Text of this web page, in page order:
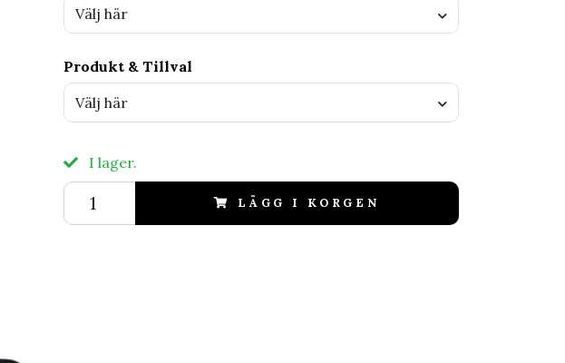
Välj här
Produkt & Tillval
Välj här
I lager.
LÄGG I KORGEN